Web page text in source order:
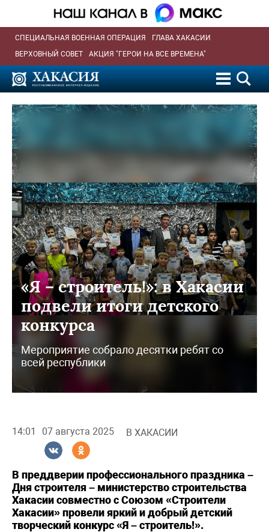
СПЕЦИАЛЬНАЯ ВОЕННАЯ ОПЕРАЦИЯ
ГЛАВА ХАКАСИИ
ВЕРХОВНЫЙ СОВЕТ
АКЦИЯ "ГЕРОИ НА ВСЕ ВРЕМЕНА"
«Я – строитель!»: в Хакасии
подвели итоги детского
конкурса
Мероприятие собрало десятки ребят со
всей республики
14:01 07 августа 2025 В ХАКАСИИ
В преддверии профессионального праздника –
Дня строителя – министерство строительства
Хакасии совместно с Союзом «Строители
Хакасии» провели яркий и добрый детский
творческий конкурс «Я – строитель!».